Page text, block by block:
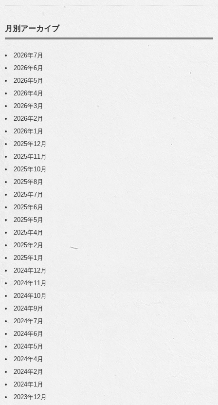
月別アーカイブ
2026年7月
2026年6月
2026年5月
2026年4月
2026年3月
2026年2月
2026年1月
2025年12月
2025年11月
2025年10月
2025年8月
2025年7月
2025年6月
2025年5月
2025年4月
2025年2月
2025年1月
2024年12月
2024年11月
2024年10月
2024年9月
2024年7月
2024年6月
2024年5月
2024年4月
2024年2月
2024年1月
2023年12月